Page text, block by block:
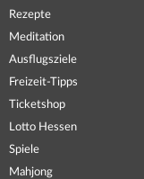
Rezepte
Meditation
Ausflugsziele
Freizeit-Tipps
Ticketshop
Lotto Hessen
Spiele
Mahjong